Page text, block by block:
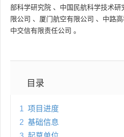
部科学研究院 、 中国民航科学技术研
限公司 、 厦门航空有限公司 、 中路
中交信有限责任公司 。
目录
1 项目进度
2 基础信息